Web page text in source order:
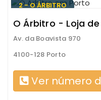
2 - O ÁRBITRO
O Árbitro - Loja
Av. da Boavista 970
4100-128 Porto
Ver número